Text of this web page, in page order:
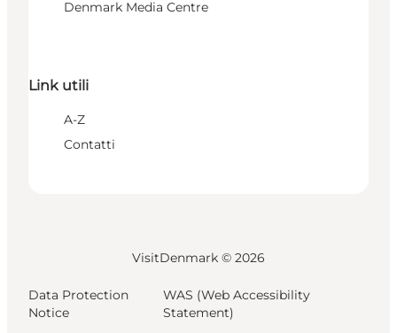
Denmark Media Centre
Link utili
A-Z
Contatti
VisitDenmark © 2026
Data Protection
Notice
WAS (Web Accessibility
Statement)